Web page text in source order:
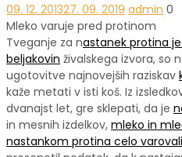
09. 12. 201327. 09. 2019 admin 0
Mleko varuje pred protinom
Tveganje za nastanek protina
beljakovin živalskega izvora, so
ugotovitve najnovejših raziskav
kaže metati v isti koš. Iz
dvanajst let, gre sklepati, da je
in mesnih izdelkov, mleko in
nastankom protina celo varovali